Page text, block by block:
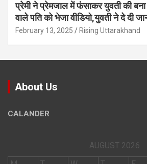
प्रेमी ने प्रेमजाल में फंसाकर युवती की बना
वाले पत‍ि को भेजा वीड‍ियो,युवती ने दे दी
February 13, 2025 Rising Uttarakhand
About Us
CALANDER
AUGUST 2026